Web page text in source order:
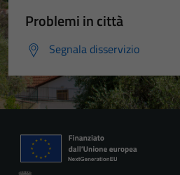
Problemi in città
Segnala disservizio